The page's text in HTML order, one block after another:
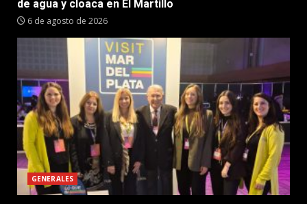
de agua y cloaca en El Martillo
6 de agosto de 2026
GENERALES